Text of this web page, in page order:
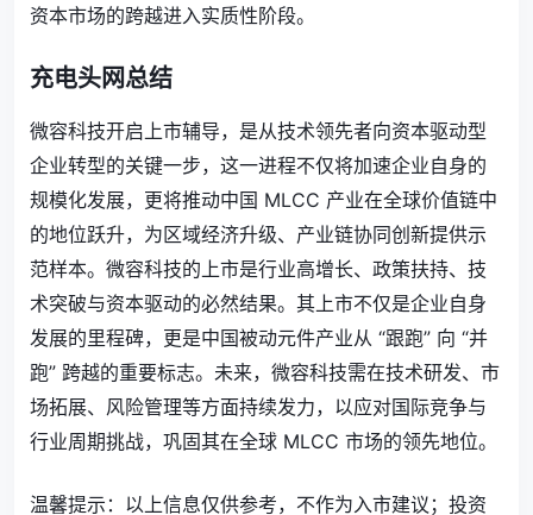
资本市场的跨越进入实质性阶段。
充电头网总结
微容科技开启上市辅导，是从技术领先者向资本驱动型
企业转型的关键一步，这一进程不仅将加速企业自身的
规模化发展，更将推动中国 MLCC 产业在全球价值链中
的地位跃升，为区域经济升级、产业链协同创新提供示
范样本。微容科技的上市是行业高增长、政策扶持、技
术突破与资本驱动的必然结果。其上市不仅是企业自身
发展的里程碑，更是中国被动元件产业从 “跟跑” 向 “并
跑” 跨越的重要标志。未来，微容科技需在技术研发、市
场拓展、风险管理等方面持续发力，以应对国际竞争与
行业周期挑战，巩固其在全球 MLCC 市场的领先地位。
温馨提示：以上信息仅供参考，不作为入市建议；投资